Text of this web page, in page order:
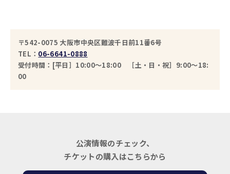
〒542-0075 大阪市中央区難波千日前11番6号
TEL： 06-6641-0888
受付時間：[平日］10:00～18:00 ［土・日・祝］9:00～18:
00
公演情報のチェック、
チケットの購入はこちらから